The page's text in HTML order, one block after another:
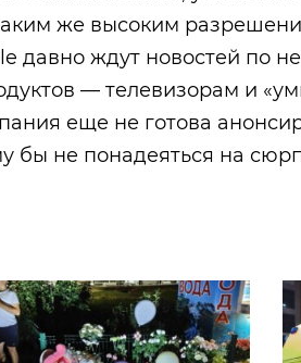
же высоким
давно ждут новостей по
— телевизорам и
еще не готова
бы не понадеяться на